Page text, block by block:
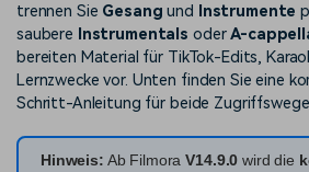
Creator
Monetarisierungs-
Programm
Monetarisieren Sie
Ihren Einfluss mit Filmora
Kunden-Geschichten
Erfahren Sie, wie unsere
Kunden Erfolg haben
auf
trennen Sie Gesang und Instrumente
saubere Instrumentals oderA-
bereiten Material für TikTok-Edits,
Lernzwecke vor. Unten finden Sie eine
Schritt-Anleitung für beide
Hinweis: Ab FilmoraV14.9.0 wird die